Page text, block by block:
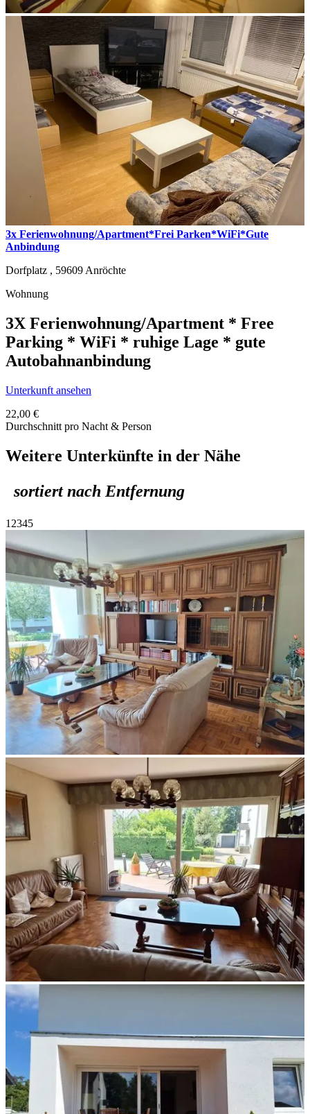
3x Ferienwohnung/Apartment*Frei Parken*WiFi*Gute
Anbindung
Dorfplatz , 59609 Anröchte
Wohnung
3X Ferienwohnung/Apartment * Free
Parking * WiFi * ruhige Lage * gute
Autobahnanbindung
Unterkunft ansehen
22,00 €
Durchschnitt pro Nacht & Person
Weitere Unterkünfte in der Nähe
sortiert nach Entfernung
1 2345